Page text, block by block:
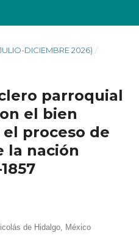
DICIEMBRE 2026) /
parroquial
el bien
proceso de
la nación
de Hidalgo, México